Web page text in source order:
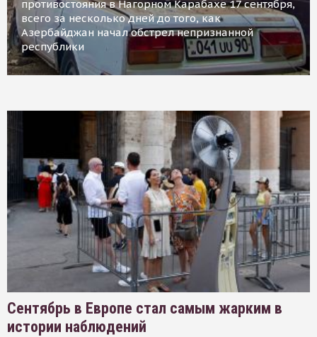
противостояния в Нагорном Карабахе 17 сентября,
всего за несколько дней до того, как
Азербайджан начал обстрел непризнанной
республики
Сентябрь в Европе стал самым жарким в
истории наблюдений